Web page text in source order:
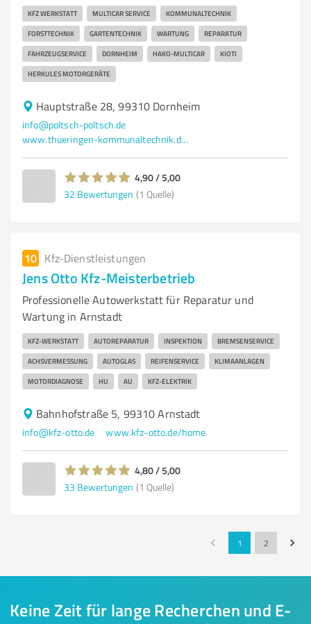
KFZ WERKSTATT MULTICAR SERVICE KOMMUNALTECHNIK
FORSTTECHNIK GARTENTECHNIK WARTUNG REPARATUR
FAHRZEUGSERVICE DORNHEIM HAKO-MULTICAR KIOTI
HERKULES MOTORGERÄTE
Hauptstraße 28, 99310 Dornheim
info@poltsch-poltsch.de
www.thueringen-kommunaltechnik.de/start/
4,90 / 5,00
32 Bewertungen (1 Quelle)
10 Kfz-Dienstleistungen
Jens Otto Kfz-Meisterbetrieb
Professionelle Autowerkstatt für Reparatur und
Wartung in Arnstadt
KFZ-WERKSTATT AUTOREPARATUR INSPEKTION BREMSENSERVICE
ACHSVERMESSUNG AUTOGLAS REIFENSERVICE KLIMAANLAGEN
MOTORDIAGNOSE HU AU KFZ-ELEKTRIK
Bahnhofstraße 5, 99310 Arnstadt
info@kfz-otto.de www.kfz-otto.de/home
4,80 / 5,00
33 Bewertungen (1 Quelle)
1 2
Keine Zeit für lange Recherchen und E-